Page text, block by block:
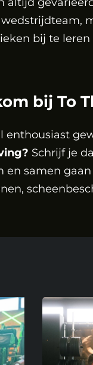
bij te
bij To
enthousiast
Schrijf je
en samen